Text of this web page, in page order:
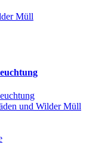
Müll
und Wilder Müll